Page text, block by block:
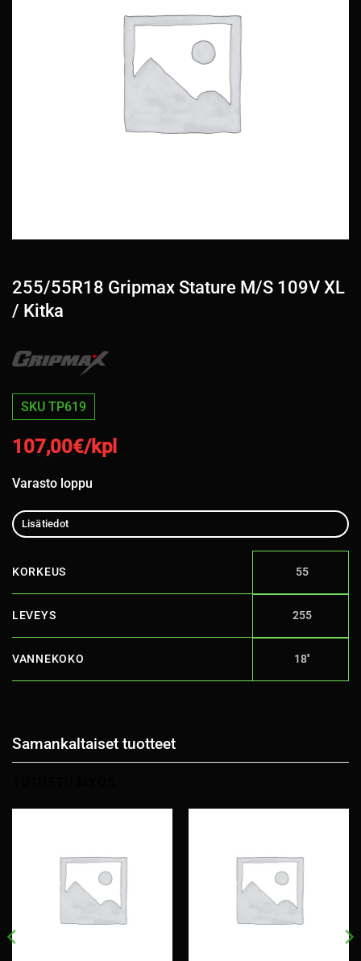
255/55R18 Gripmax Stature M/S 109V XL
/ Kitka
SKU TP619
107,00€/kpl
Varasto loppu
Lisätiedot
KORKEUS 55
LEVEYS 255
VANNEKOKO 18''
Samankaltaiset tuotteet